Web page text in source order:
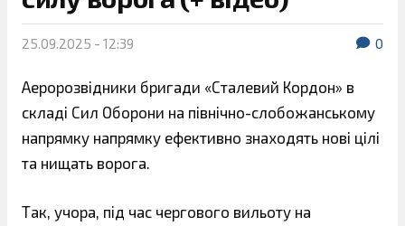
25.09.2025 - 12:39 0
Аеророзвідники бригади «Сталевий Кордон» в
складі Сил Оборони на північно-слобожанському
напрямку напрямку ефективно знаходять нові цілі
та нищать ворога.
Так, учора, під час чергового вильоту на